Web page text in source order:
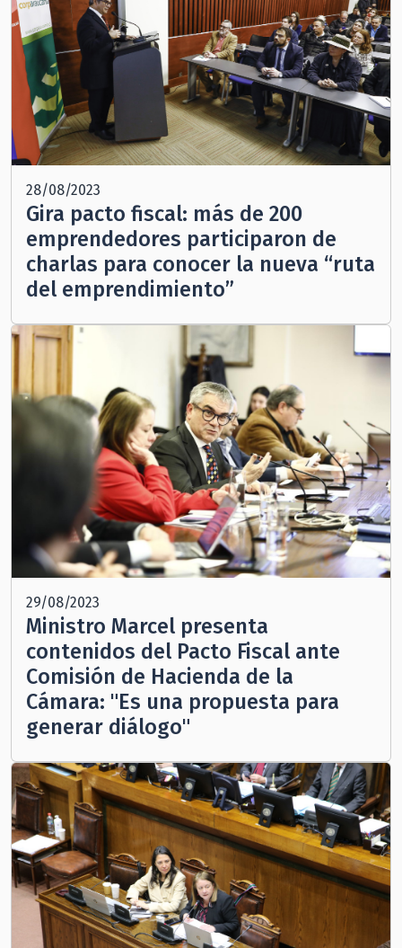
28/08/2023
Gira pacto fiscal: más de 200
emprendedores participaron de
charlas para conocer la nueva “ruta
del emprendimiento”
29/08/2023
Ministro Marcel presenta
contenidos del Pacto Fiscal ante
Comisión de Hacienda de la
Cámara: "Es una propuesta para
generar diálogo"